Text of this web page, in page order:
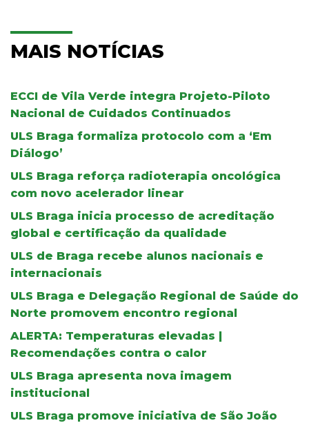
MAIS NOTÍCIAS
ECCI de Vila Verde integra Projeto-Piloto
Nacional de Cuidados Continuados
ULS Braga formaliza protocolo com a ‘Em
Diálogo’
ULS Braga reforça radioterapia oncológica
com novo acelerador linear
ULS Braga inicia processo de acreditação
global e certificação da qualidade
ULS de Braga recebe alunos nacionais e
internacionais
ULS Braga e Delegação Regional de Saúde do
Norte promovem encontro regional
ALERTA: Temperaturas elevadas |
Recomendações contra o calor
ULS Braga apresenta nova imagem
institucional
ULS Braga promove iniciativa de São João